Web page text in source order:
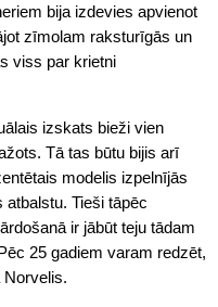
bija izdevies apvienot
zīmolam raksturīgās un
viss par krietni
izskats bieži vien
Tā tas būtu bijis arī
modelis izpelnījās
Tieši tāpēc
ir jābūt teju tādam
25 gadiem varam redzēt,
Norvelis.